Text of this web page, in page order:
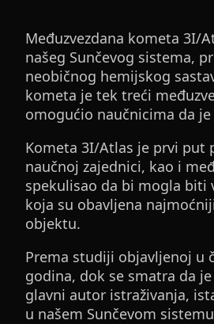
Međuzvezdana kometa 3I/
našeg Sunčevog sistema,
neobičnog hemijskog
kometa je tek treći
omogućio naučnicima da
Kometa 3I/Atlas je prvi put
naučnoj zajednici, kao i
spekulisao da bi mogla biti
koja su obavljena
objektu.
Prema studiji objavljenoj u
godina, dok se smatra da
glavni autor istraživanja,
u našem Sunčevom